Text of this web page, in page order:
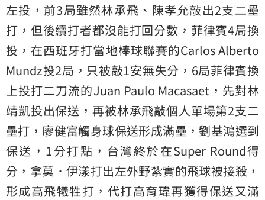
左投，前3局雖然林承飛、陳孝允敲出2支二壘
打，但後續打者都沒能打回分數，菲律賓4局換
投，在西班牙打當地棒球聯賽的Carlos Alberto
Mundz投2局，只被敲1安無失分，6局菲律賓換
上投打二刀流的Juan Paulo Macasaet，先對林
靖凱投出保送，再被林承飛敲個人單場第2支二
壘打，廖健富觸身球保送形成滿壘，劉基鴻選到
保送，1分打點，台灣終於在Super Round得
分，拿莫．伊漾打出左外野紮實的飛球被接殺，
形成高飛犧牲打，代打高育瑋再獲得保送又滿